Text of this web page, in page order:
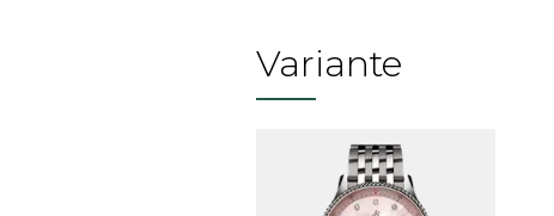
Variante